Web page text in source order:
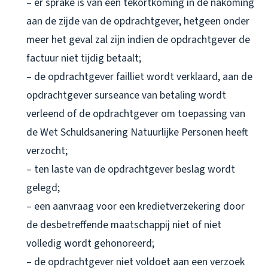
aan de zijde van de opdrachtgever, hetgeen onder
meer het geval zal zijn indien de opdrachtgever de
factuur niet tijdig betaalt;
– de opdrachtgever failliet wordt verklaard, aan de
opdrachtgever surseance van betaling wordt
verleend of de opdrachtgever om toepassing van
de Wet Schuldsanering Natuurlijke Personen heeft
verzocht;
– ten laste van de opdrachtgever beslag wordt
gelegd;
– een aanvraag voor een kredietverzekering door
de desbetreffende maatschappij niet of niet
volledig wordt gehonoreerd;
– de opdrachtgever niet voldoet aan een verzoek